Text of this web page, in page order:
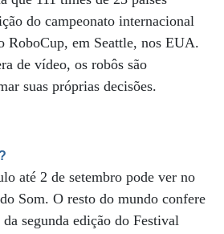
do campeonato internacional
RoboCup, em Seattle, nos EUA.
de vídeo, os robôs são
suas próprias decisões.
até 2 de setembro pode ver no
Som. O resto do mundo confere
da segunda edição do Festival